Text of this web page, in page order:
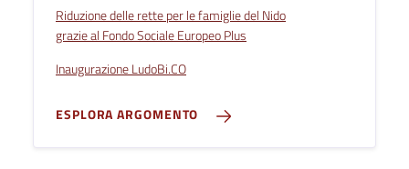
Riduzione delle rette per le famiglie del Nido
grazie al Fondo Sociale Europeo Plus
Inaugurazione LudoBi.CO
ESPLORA ARGOMENTO